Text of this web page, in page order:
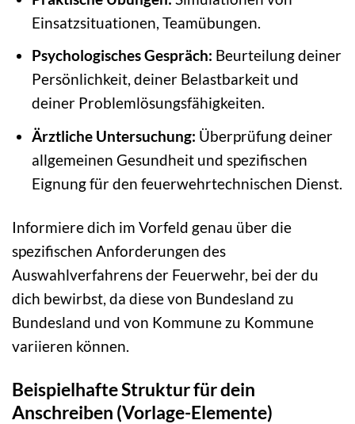
Einsatzsituationen, Teamübungen.
Psychologisches Gespräch: Beurteilung deiner
Persönlichkeit, deiner Belastbarkeit und
deiner Problemlösungsfähigkeiten.
Ärztliche Untersuchung: Überprüfung deiner
allgemeinen Gesundheit und spezifischen
Eignung für den feuerwehrtechnischen Dienst.
Informiere dich im Vorfeld genau über die
spezifischen Anforderungen des
Auswahlverfahrens der Feuerwehr, bei der du
dich bewirbst, da diese von Bundesland zu
Bundesland und von Kommune zu Kommune
variieren können.
Beispielhafte Struktur für dein
Anschreiben (Vorlage-Elemente)